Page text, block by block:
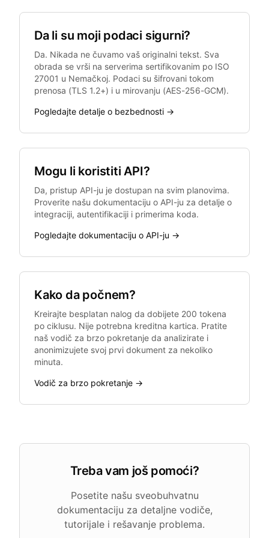
Da li su moji podaci sigurni?
Da. Nikada ne čuvamo vaš originalni tekst. Sva
obrada se vrši na serverima sertifikovanim po ISO
27001 u Nemačkoj. Podaci su šifrovani tokom
prenosa (TLS 1.2+) i u mirovanju (AES-256-GCM).
Pogledajte detalje o bezbednosti →
Mogu li koristiti API?
Da, pristup API-ju je dostupan na svim planovima.
Proverite našu dokumentaciju o API-ju za detalje o
integraciji, autentifikaciji i primerima koda.
Pogledajte dokumentaciju o API-ju →
Kako da počnem?
Kreirajte besplatan nalog da dobijete 200 tokena
po ciklusu. Nije potrebna kreditna kartica. Pratite
naš vodič za brzo pokretanje da analizirate i
anonimizujete svoj prvi dokument za nekoliko
minuta.
Vodič za brzo pokretanje →
Treba vam još pomoći?
Posetite našu sveobuhvatnu
dokumentaciju za detaljne vodiče,
tutorijale i rešavanje problema.